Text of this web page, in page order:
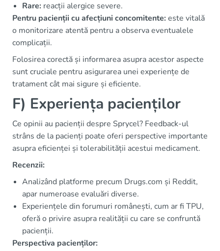
Rare: reacții alergice severe.
Pentru pacienții cu afecțiuni concomitente:este vitală
o monitorizare atentă pentru a observa eventualele
complicații.
Folosirea corectă și informarea asupra acestor aspecte
sunt cruciale pentru asigurarea unei experiențe de
tratament cât mai sigure și eficiente.
F) Experiența pacienților
Ce opinii au pacienții despre Sprycel? Feedback-ul
strâns de la pacienți poate oferi perspective importante
asupra eficienței și tolerabilității acestui medicament.
Recenzii:
Analizând platforme precum Drugs.com și Reddit,
apar numeroase evaluări diverse.
Experiențele din forumuri românești, cum ar fi TPU,
oferă o privire asupra realității cu care se confruntă
pacienții.
Perspectiva pacienților: